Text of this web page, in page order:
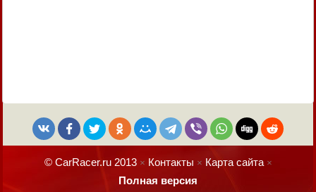
© CarRacer.ru 2013× Контакты × Карта сайта×
Полная версия